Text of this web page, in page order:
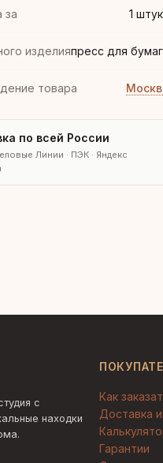
за 1
изделияпресс для
товара
по всей России
Линии · ПЭК · Яндекс
с
находки
Как
Доставка
Гарантии